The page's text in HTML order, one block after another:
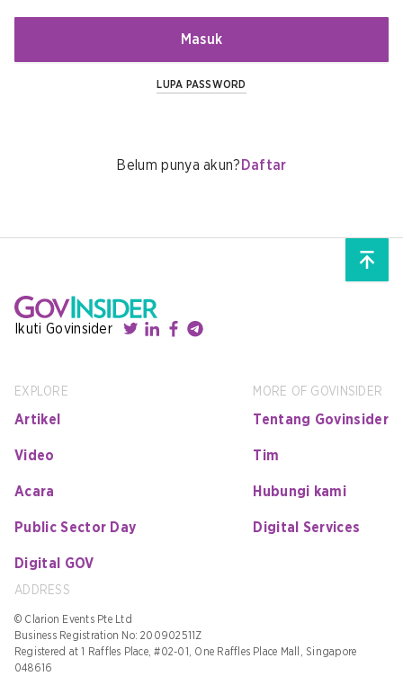
Masuk
LUPA PASSWORD
Belum punya akun? Daftar
Ikuti Govinsider
EXPLORE
Artikel
Video
Acara
Public Sector Day
Digital GOV
MORE OF GOVINSIDER
Tentang Govinsider
Tim
Hubungi kami
Digital Services
ADDRESS
© Clarion Events Pte Ltd
Business Registration No: 200902511Z
Registered at 1 Raffles Place, #02-01, One Raffles Place Mall, Singapore
048616